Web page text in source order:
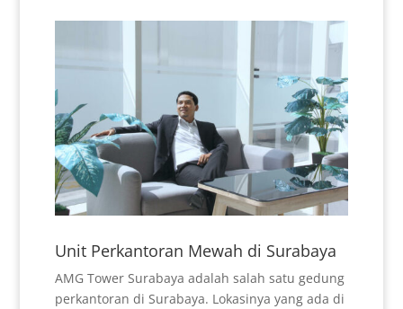
Unit Perkantoran Mewah di Surabaya
AMG Tower Surabaya adalah salah satu gedung
perkantoran di Surabaya. Lokasinya yang ada di